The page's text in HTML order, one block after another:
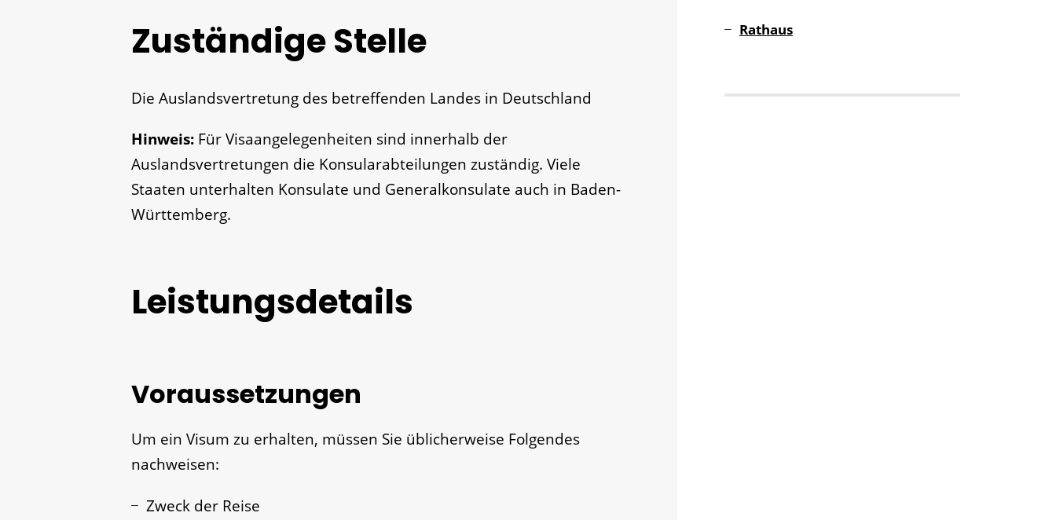
Zuständige Stelle
Die Auslandsvertretung des betreffenden Landes in Deutschland
Hinweis: Für Visaangelegenheiten sind innerhalb der
Auslandsvertretungen die Konsularabteilungen zuständig. Viele
Staaten unterhalten Konsulate und Generalkonsulate auch in Baden-
Württemberg.
Leistungsdetails
Voraussetzungen
Um ein Visum zu erhalten, müssen Sie üblicherweise Folgendes
nachweisen:
Zweck der Reise
Rathaus